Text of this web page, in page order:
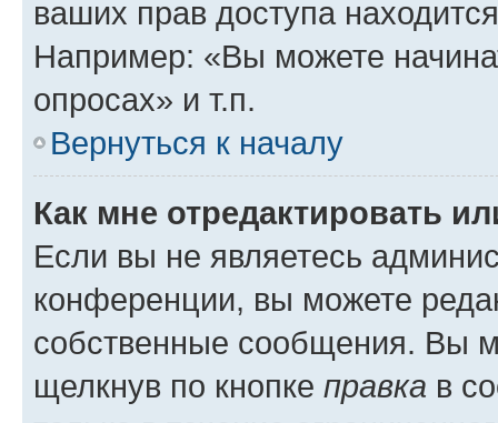
ваших прав доступа
Например: «Вы можете
опросах» и т.п.
Вернуться к началу
Как мне отредактировать
Если вы не являетесь
конференции, вы можете
собственные сообщения. Вы
щелкнув по кнопке правка в